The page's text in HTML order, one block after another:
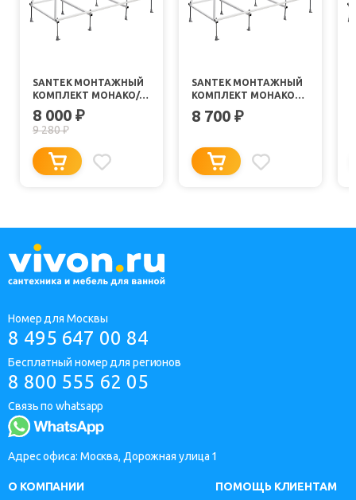
SANTEK МОНТАЖНЫЙ
КОМПЛЕКТ МОНАКО/
ТЕНЕРИФЕ 150
8 000 ₽
9 280₽
SANTEK МОНТАЖНЫЙ
КОМПЛЕКТ МОНАКО
8 700 ₽
Номер для Москвы
8 495 647 00 84
Бесплатный номер для регионов
8 800 555 62 05
Связь по whatsapp
Адрес офиса: Москва, Дорожная улица 1
О КОМПАНИИ
ПОМОЩЬ КЛИЕНТАМ